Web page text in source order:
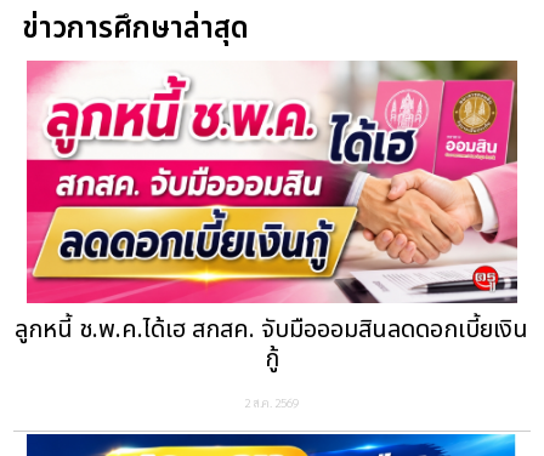
ข่าวการศึกษาล่าสุด
ลูกหนี้ ช.พ.ค.ได้เฮ สกสค. จับมือออมสินลดดอกเบี้ยเงิน
กู้
2 ส.ค. 2569